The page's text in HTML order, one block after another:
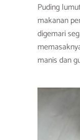
Puding
makanan
digemari
manis dan